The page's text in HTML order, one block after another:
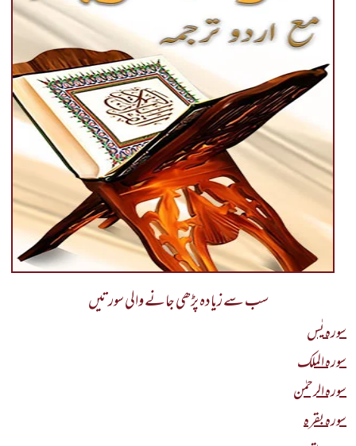
سب سے زیادہ پڑھی جانے والی سورتیں
سورہ یٰس
سورہ الملک
سورہ الرحمٰن
سورہ بقرہ